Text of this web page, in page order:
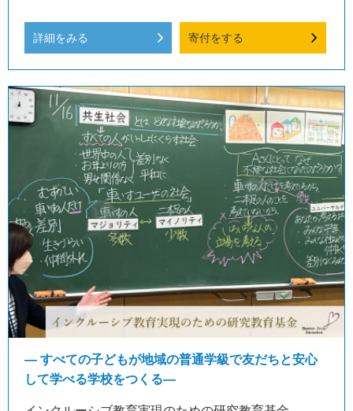
詳細をみる 寄付をする
― すべての子どもが地域の普通学級で友だちと安心
して学べる学校をつくる―